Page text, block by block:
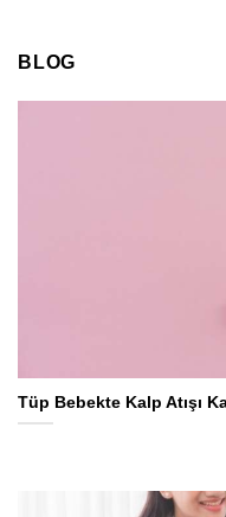
BLOG
Tüp Bebekte Kalp Atışı